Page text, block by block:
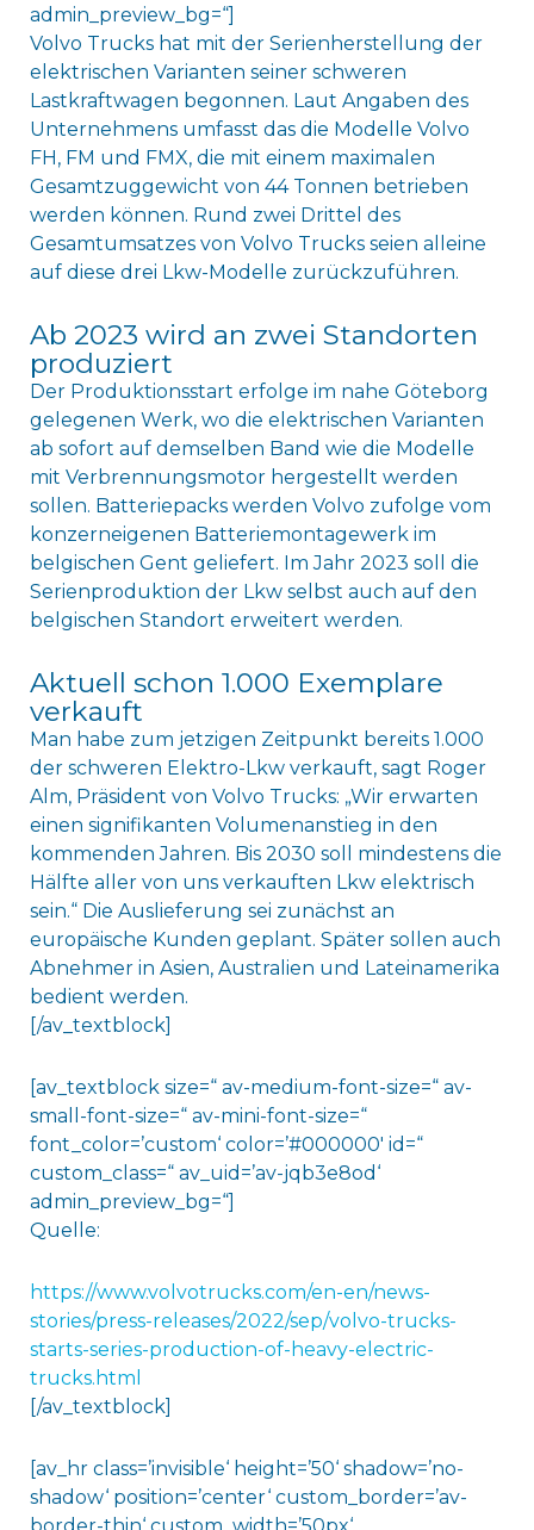
admin_preview_bg=“]
Volvo Trucks hat mit der Serienherstellung der
elektrischen Varianten seiner schweren
Lastkraftwagen begonnen. Laut Angaben des
Unternehmens umfasst das die Modelle Volvo
FH, FM und FMX, die mit einem maximalen
Gesamtzuggewicht von 44 Tonnen betrieben
werden können. Rund zwei Drittel des
Gesamtumsatzes von Volvo Trucks seien alleine
auf diese drei Lkw-Modelle zurückzuführen.
Ab 2023 wird an zwei Standorten
produziert
Der Produktionsstart erfolge im nahe Göteborg
gelegenen Werk, wo die elektrischen Varianten
ab sofort auf demselben Band wie die Modelle
mit Verbrennungsmotor hergestellt werden
sollen. Batteriepacks werden Volvo zufolge vom
konzerneigenen Batteriemontagewerk im
belgischen Gent geliefert. Im Jahr 2023 soll die
Serienproduktion der Lkw selbst auch auf den
belgischen Standort erweitert werden.
Aktuell schon 1.000 Exemplare
verkauft
Man habe zum jetzigen Zeitpunkt bereits 1.000
der schweren Elektro-Lkw verkauft, sagt Roger
Alm, Präsident von Volvo Trucks: „Wir erwarten
einen signifikanten Volumenanstieg in den
kommenden Jahren. Bis 2030 soll mindestens die
Hälfte aller von uns verkauften Lkw elektrisch
sein.“ Die Auslieferung sei zunächst an
europäische Kunden geplant. Später sollen auch
Abnehmer in Asien, Australien und Lateinamerika
bedient werden.
[/av_textblock]
[av_textblock size=“ av-medium-font-size=“ av-
small-font-size=“ av-mini-font-size=“
font_color=’custom‘ color=’#000000′ id=“
custom_class=“ av_uid=’av-jqb3e8od‘
admin_preview_bg=“]
Quelle:
https://www.volvotrucks.com/en-en/news-
stories/press-releases/2022/sep/volvo-trucks-
starts-series-production-of-heavy-electric-
trucks.html
[/av_textblock]
[av_hr class=’invisible‘ height=’50‘ shadow=’no-
shadow‘ position=’center‘ custom_border=’av-